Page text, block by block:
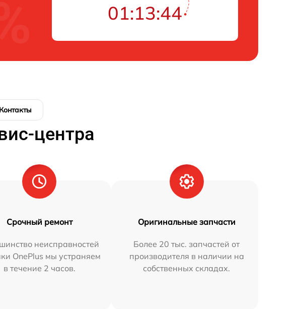
01:13:43
Контакты
центра
Срочный ремонт
неисправностей
OnePlus мы устраняем
в течение 2 часов.
Оригинальные запчасти
Более 20 тыс. запчастей от
производителя в наличии на
собственных складах.